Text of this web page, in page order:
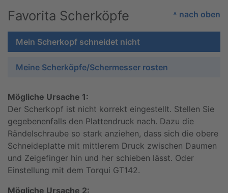
˄ nach oben
Favorita Scherköpfe
Mein Scherkopf schneidet nicht
Meine Scherköpfe/Schermesser rosten
Mögliche Ursache 1:
Der Scherkopf ist nicht korrekt eingestellt. Stellen Sie
gegebenenfalls den Plattendruck nach. Dazu die
Rändelschraube so stark anziehen, dass sich die obere
Schneideplatte mit mittlerem Druck zwischen Daumen
und Zeigefinger hin und her schieben lässt. Oder
Einstellung mit dem Torqui GT142.
Mögliche Ursache 2: